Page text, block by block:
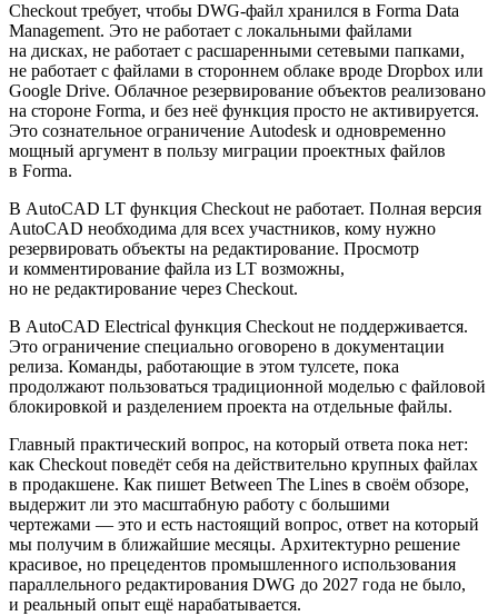
Checkout требует, чтобы DWG-файл хранился в Forma Data
Management. Это не работает с локальными файлами
на дисках, не работает с расшаренными сетевыми папками,
не работает с файлами в стороннем облаке вроде Dropbox или
Google Drive. Облачное резервирование объектов реализовано
на стороне Forma, и без неё функция просто не активируется.
Это сознательное ограничение Autodesk и одновременно
мощный аргумент в пользу миграции проектных файлов
в Forma.
В AutoCAD LT функция Checkout не работает. Полная версия
AutoCAD необходима для всех участников, кому нужно
резервировать объекты на редактирование. Просмотр
и комментирование файла из LT возможны,
но не редактирование через Checkout.
В AutoCAD Electrical функция Checkout не поддерживается.
Это ограничение специально оговорено в документации
релиза. Команды, работающие в этом тулсете, пока
продолжают пользоваться традиционной моделью с файловой
блокировкой и разделением проекта на отдельные файлы.
Главный практический вопрос, на который ответа пока нет:
как Checkout поведёт себя на действительно крупных файлах
в продакшене. Как пишет Between The Lines в своём обзоре,
выдержит ли это масштабную работу с большими
чертежами — это и есть настоящий вопрос, ответ на который
мы получим в ближайшие месяцы. Архитектурно решение
красивое, но прецедентов промышленного использования
параллельного редактирования DWG до 2027 года не было,
и реальный опыт ещё нарабатывается.